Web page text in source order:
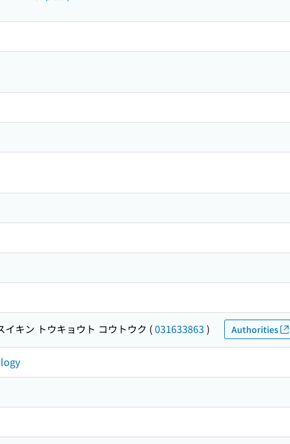
イキン トウキョウト コウトウク (031633863 ) Authorities